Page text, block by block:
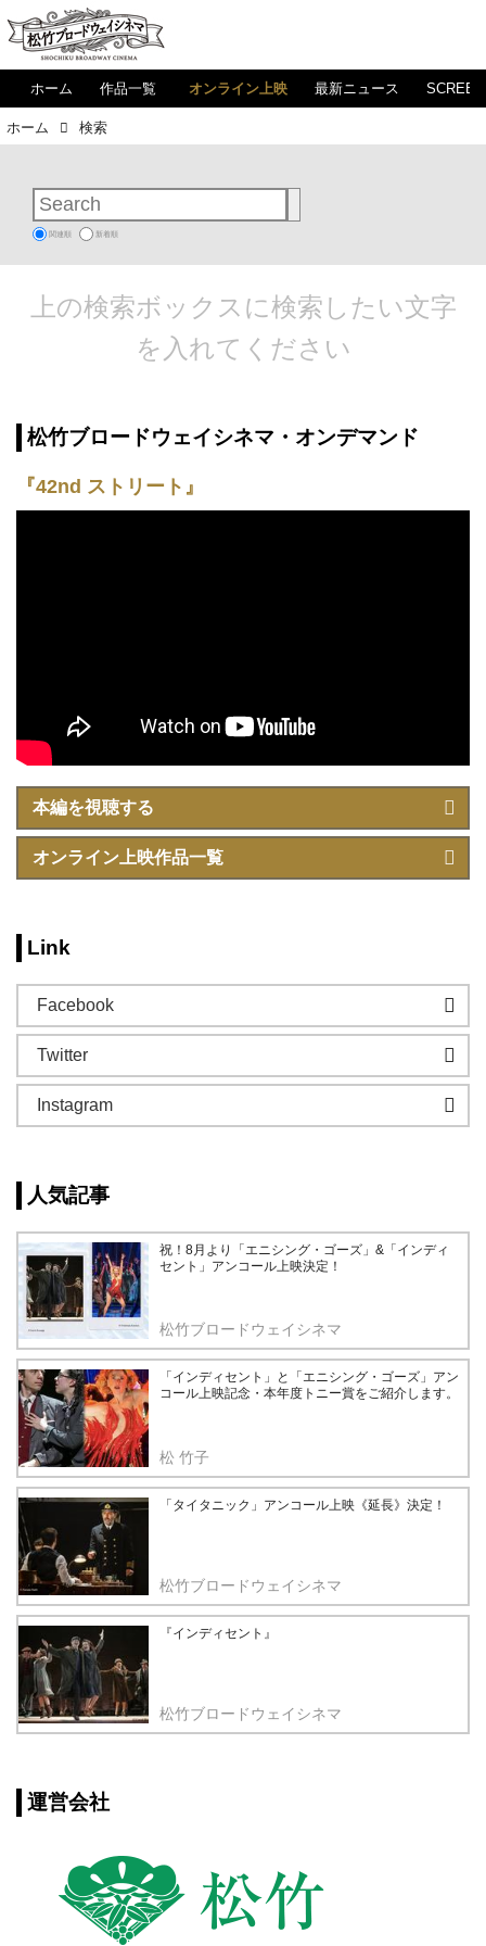
ホーム 作品一覧 オンライン上映 最新ニュース
ホーム 検索
関連順 新着順
上の検索ボックスに検索したい文字
を入れてください
松竹ブロードウェイシネマ・オンデマンド
『42nd ストリート』
本編を視聴する
オンライン上映作品一覧
Link
Facebook
Twitter
Instagram
人気記事
祝！8月より「エニシング・ゴーズ」&「インディ
セント」アンコール上映決定！
松竹ブロードウェイシネマ
「インディセント」と「エニシング・ゴーズ」アン
コール上映記念・本年度トニー賞をご紹介します。
松 竹子
「タイタニック」アンコール上映《延長》決定！
松竹ブロードウェイシネマ
『インディセント』
松竹ブロードウェイシネマ
運営会社